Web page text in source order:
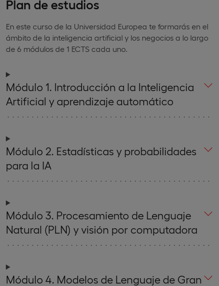
Plan de estudios
En este curso de la Universidad Europea te formarás en el
ámbito de la inteligencia artificial y los negocios a lo largo
de 6 módulos de 1 ECTS cada uno.
Módulo 1. Introducción a la Inteligencia
Artificial y aprendizaje automático
Módulo 2. Estadísticas y probabilidades
para la IA
Módulo 3. Procesamiento de Lenguaje
Natural (PLN) y visión por computadora
Módulo 4. Modelos de Lenguaje de Gran